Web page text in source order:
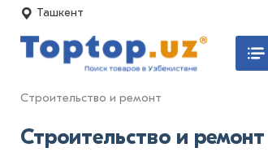
Ташкент
Строительство и ремонт
Строительство и ремонт